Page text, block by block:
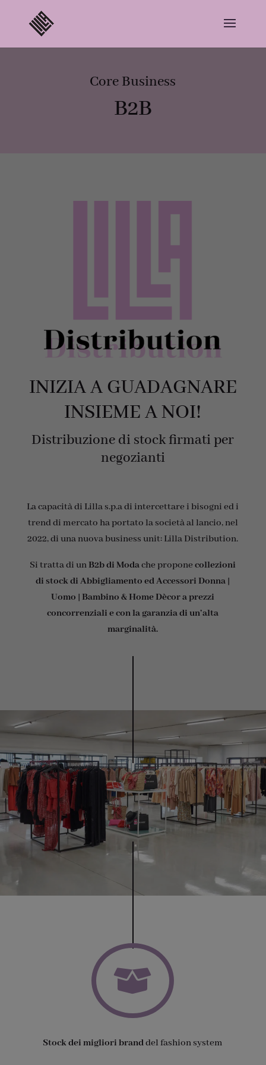
Core Business
B2B
INIZIA A GUADAGNARE
INSIEME A NOI!
Distribuzione di stock firmati per
negozianti
La capacità di Lilla s.p.a di intercettare i bisogni ed i
trend di mercato ha portato la società al lancio, nel
2022, di una nuova business unit: Lilla Distribution.
Si tratta di unB2b di Modache propone collezioni
di stock di Abbigliamento ed Accessori Donna |
Uomo | Bambino & Home Dècor a prezzi
concorrenziali e con la garanzia di un’alta
marginalità.

Stock dei migliori branddel fashion system